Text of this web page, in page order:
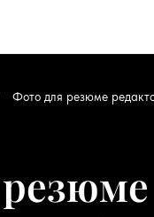
Фото для резюме